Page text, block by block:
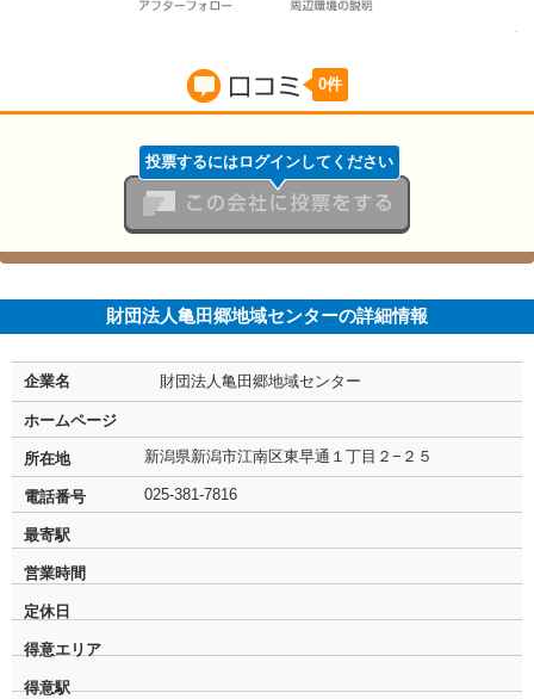
口コミ
0件
投票するにはログインしてください
財団法人亀田郷地域センターの詳細情報
企業名 財団法人亀田郷地域センター
ホームページ
所在地 新潟県新潟市江南区東早通１丁目２−２５
電話番号 025-381-7816
最寄駅
営業時間
定休日
得意エリア
得意駅